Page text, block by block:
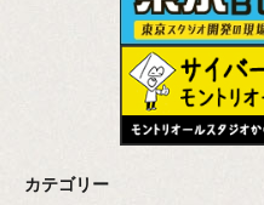
カテゴリー